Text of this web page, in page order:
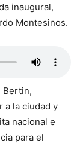
inaugural,
Montesinos.
Bertin,
a la ciudad y
nacional e
para el